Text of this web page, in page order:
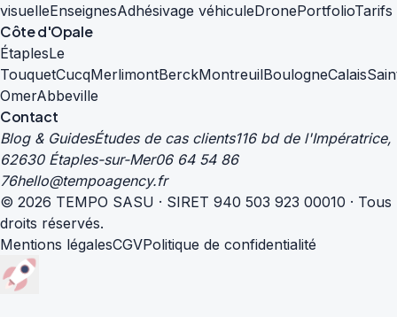
visuelleEnseignesAdhésivage véhiculeDronePortfolioTarifs
Côte d'Opale
ÉtaplesLe
TouquetCucqMerlimontBerckMontreuilBoulogneCalais
OmerAbbeville
Contact
Blog & GuidesÉtudes de cas clients116 bd de l'Impératrice,
62630 Étaples-sur-Mer06 64 54 86
76hello@tempoagency.fr
© 2026 TEMPO SASU · SIRET 940 503 923 00010 · Tous
droits réservés.
Mentions légalesCGVPolitique de confidentialité